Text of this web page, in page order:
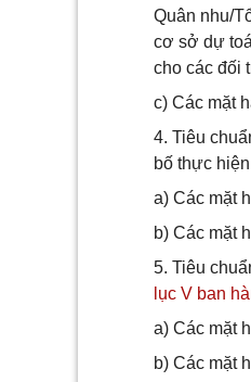
Quân nhu/
cơ sở dự
cho các đối
c) Các mặt
4. Tiêu
bố thực
a) Các mặt
b) Các mặt
5. Tiêu
lục V ban
a) Các mặt
b) Các mặt